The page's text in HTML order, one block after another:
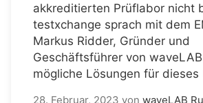
akkreditierten Prüflabor nicht
testxchange sprach mit dem
Markus Ridder, Gründer und
Geschäftsführer von
mögliche Lösungen für dieses
28. Februar, 2023 von waveLAB